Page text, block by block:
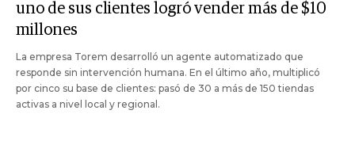
uno de sus clientes logró vender más de $10
millones
La empresa Torem desarrolló un agente automatizado que
responde sin intervención humana. En el último año, multiplicó
por cinco su base de clientes: pasó de 30 a más de 150 tiendas
activas a nivel local y regional.